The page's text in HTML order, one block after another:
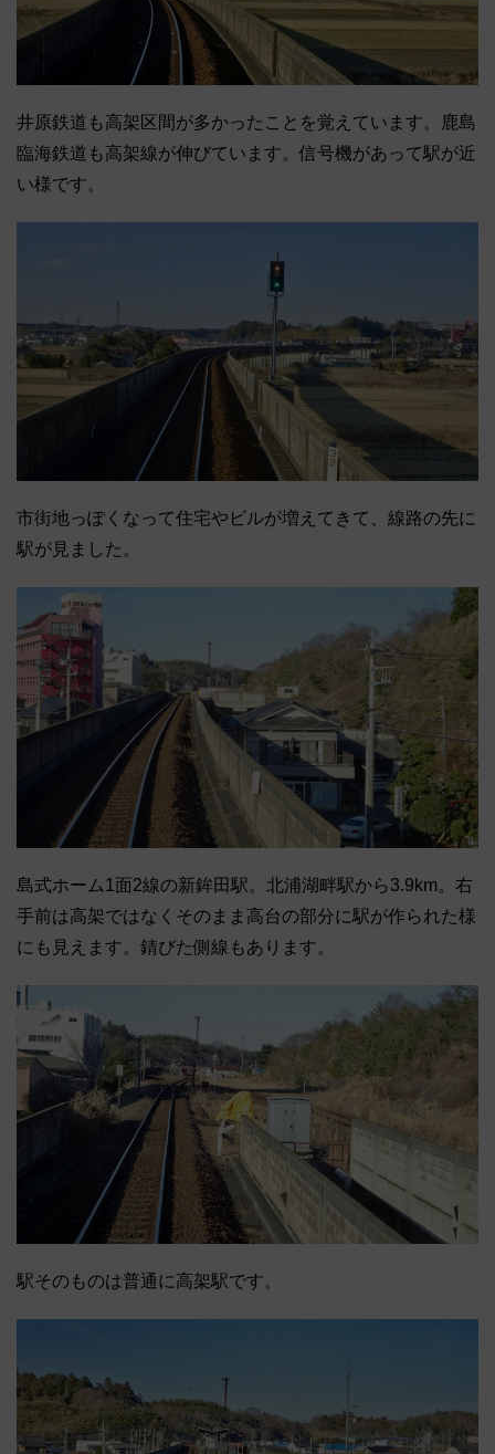
井原鉄道も高架区間が多かったことを覚えています。鹿島
臨海鉄道も高架線が伸びています。信号機があって駅が近
い様です。
市街地っぽくなって住宅やビルが増えてきて、線路の先に
駅が見ました。
島式ホーム1面2線の新鉾田駅。北浦湖畔駅から3.9km。右
手前は高架ではなくそのまま高台の部分に駅が作られた様
にも見えます。錆びた側線もあります。
駅そのものは普通に高架駅です。